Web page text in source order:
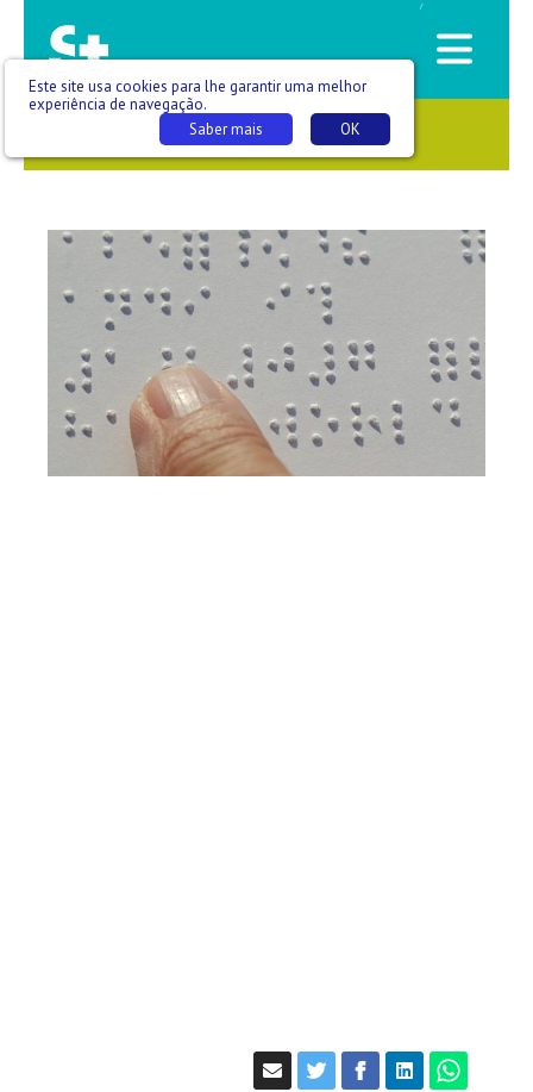
/
SAÚDE QUE SE VÊ
Este site usa cookies para lhe garantir uma melhor
experiência de navegação.
OK
Saber mais